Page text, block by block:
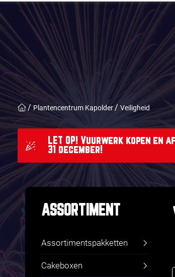
Plantencentrum Kapolder Veiligheid
LET OP! Vuurwerk kopen en
31 december!
ASSORTIMENT
Assortimentspakketten
Cakeboxen